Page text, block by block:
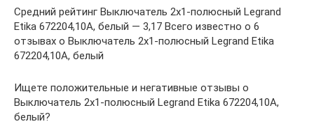
Средний рейтинг Выключатель 2х1-полюсный Legrand
Etika 672204,10А, белый — 3,17 Всего известно о 6
отзывах о Выключатель 2х1-полюсный Legrand Etika
672204,10А, белый
Ищете положительные и негативные отзывы о
Выключатель 2х1-полюсный Legrand Etika 672204,10А,
белый?